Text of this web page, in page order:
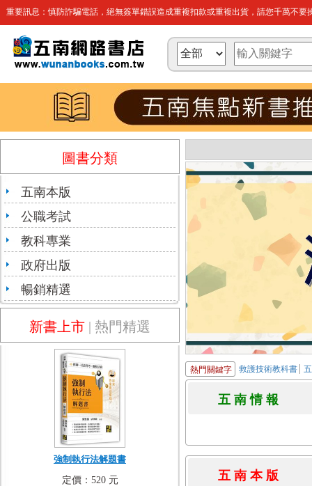
重要訊息：慎防詐騙電話，絕無簽單錯誤造成重複扣款或重複出貨，請您千萬不要
圖書分類
五南本版
公職考試
教科專業
政府出版
暢銷精選
新書上市 | 熱門精選
強制執行法解題書
定價：520 元
熱門關鍵字 救護技術教科書
五 南 情
五 南 本